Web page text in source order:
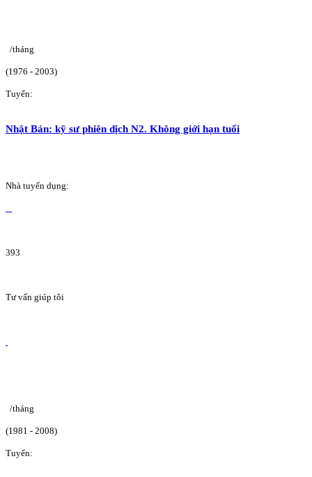
/tháng
(1976 - 2003)
Tuyển:
Nhật Bản: kỹ sư phiên dịch N2. Không giới hạn tuổi
Nhà tuyển dụng:
393
Tư vấn giúp tôi
/tháng
(1981 - 2008)
Tuyển: